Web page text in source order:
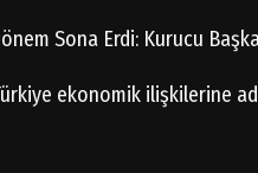
Sona Erdi: Kurucu
ekonomik ilişkilerine